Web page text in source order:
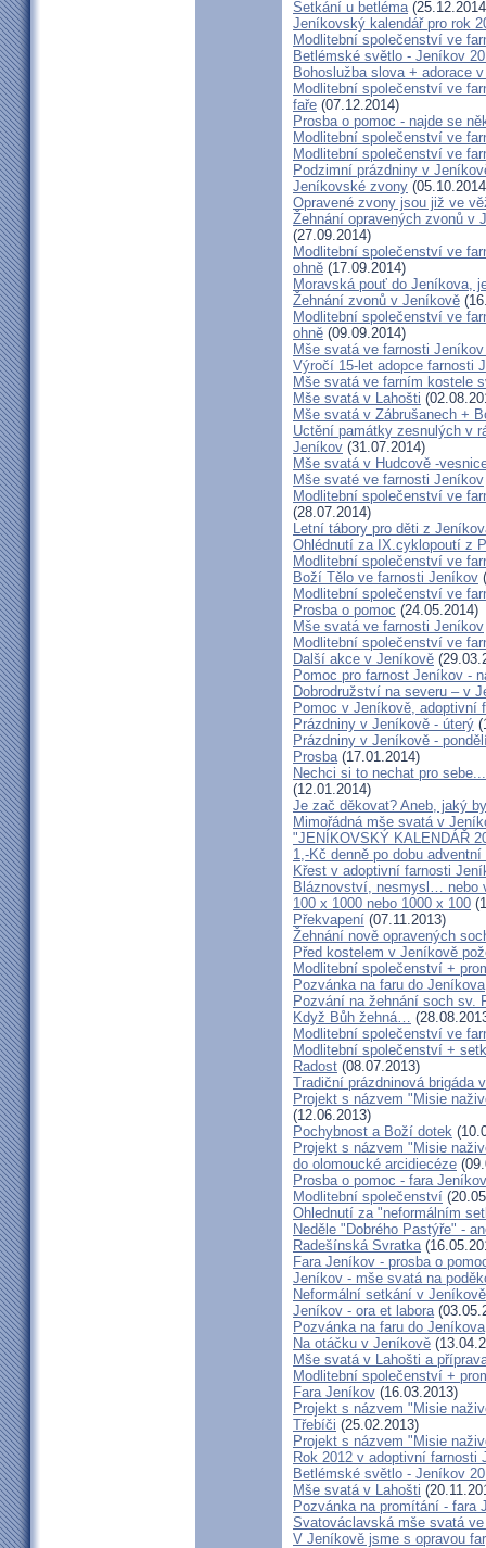
Setkání u betléma
Jeníkovský kalendář pro rok
Modlitební společenství ve
Betlémské světlo - Jeníkov
Bohoslužba slova + adorace
Modlitební společenství ve
faře (07.12.2014)
Prosba o pomoc - najde se
Modlitební společenství ve
Modlitební společenství ve
Podzimní prázdniny v
Jeníkovské zvony
Opravené zvony jsou již ve
Žehnání opravených zvonů v
(27.09.2014)
Modlitební společenství ve
ohně (17.09.2014)
Moravská pouť do Jeníkova,
Žehnání zvonů v Jeníkově
Modlitební společenství ve
ohně (09.09.2014)
Mše svatá ve farnosti
Výročí 15-let adopce farnosti
Mše svatá ve farním kostele
Mše svatá v Lahošti
Mše svatá v Zábrušanech +
Uctění památky zesnulých v
Jeníkov (31.07.2014)
Mše svatá v Hudcově -
Mše svaté ve farnosti Jeníkov
Modlitební společenství ve
(28.07.2014)
Letní tábory pro děti z
Ohlédnutí za IX.cyklopoutí z
Modlitební společenství ve
Boží Tělo ve farnosti Jeníkov
Modlitební společenství ve
Prosba o pomoc (24.05.2014)
Mše svatá ve farnosti Jeníkov
Modlitební společenství ve
Další akce v Jeníkově
Pomoc pro farnost Jeníkov -
Dobrodružství na severu – v
Pomoc v Jeníkově, adoptivní
Prázdniny v Jeníkově - úterý
Prázdniny v Jeníkově -
Prosba(17.01.2014)
Nechci si to nechat pro
(12.01.2014)
Je zač děkovat? Aneb, jaký
Mimořádná mše svatá v
"JENÍKOVSKÝ KALENDÁŘ
1,-Kč denně po dobu
Křest v adoptivní farnosti
Bláznovství, nesmysl… nebo
100 x 1000 nebo 1000 x 100
Překvapení (07.11.2013)
Žehnání nově opravených
Před kostelem v Jeníkově
Modlitební společenství +
Pozvánka na faru do Jeníkova
Pozvání na žehnání soch sv.
Když Bůh žehná…
Modlitební společenství ve
Modlitební společenství +
Radost (08.07.2013)
Tradiční prázdninová brigáda
Projekt s názvem "Misie
(12.06.2013)
Pochybnost a Boží dotek
Projekt s názvem "Misie
do olomoucké arcidiecéze
Prosba o pomoc - fara Jeníkov
Modlitební společenství
Ohlednutí za "neformálním
Neděle "Dobrého Pastýře" -
Radešínská Svratka
Fara Jeníkov - prosba o
Jeníkov - mše svatá na
Neformální setkání v
Jeníkov - ora et labora
Pozvánka na faru do Jeníkova
Na otáčku v Jeníkově
Mše svatá v Lahošti a
Modlitební společenství +
Fara Jeníkov (16.03.2013)
Projekt s názvem "Misie
Třebíči (25.02.2013)
Projekt s názvem "Misie
Rok 2012 v adoptivní farnosti
Betlémské světlo - Jeníkov
Mše svatá v Lahošti
Pozvánka na promítání - fara
Svatováclavská mše svatá
V Jeníkově jsme s opravou